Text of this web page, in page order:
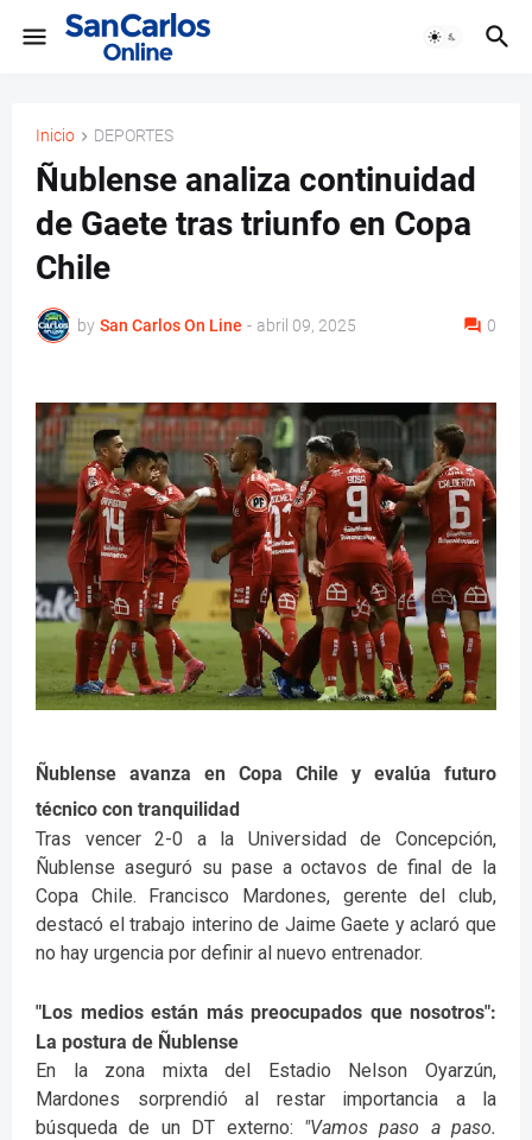
Inicio DEPORTES
Ñublense analiza continuidad
de Gaete tras triunfo en Copa
Chile
by San Carlos On Line - abril 09, 2025 0
Ñublense avanza en Copa Chile y evalúa futuro
técnico con tranquilidad
Tras vencer 2-0 a la Universidad de Concepción,
Ñublense aseguró su pase a octavos de final de la
Copa Chile. Francisco Mardones, gerente del club,
destacó el trabajo interino de Jaime Gaete y aclaró que
no hay urgencia por definir al nuevo entrenador.
"Los medios están más preocupados que nosotros":
La postura de Ñublense
En la zona mixta del Estadio Nelson Oyarzún,
Mardones sorprendió al restar importancia a la
búsqueda de un DT externo: "Vamos paso a paso.